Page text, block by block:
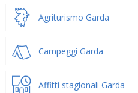
Agriturismo Garda
Campeggi Garda
Affitti stagionali Garda